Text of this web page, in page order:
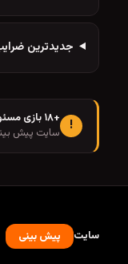
جدیدترین
!
+۱۸ بازی مسئولانه
سایت پیش
سایت پیش بینی